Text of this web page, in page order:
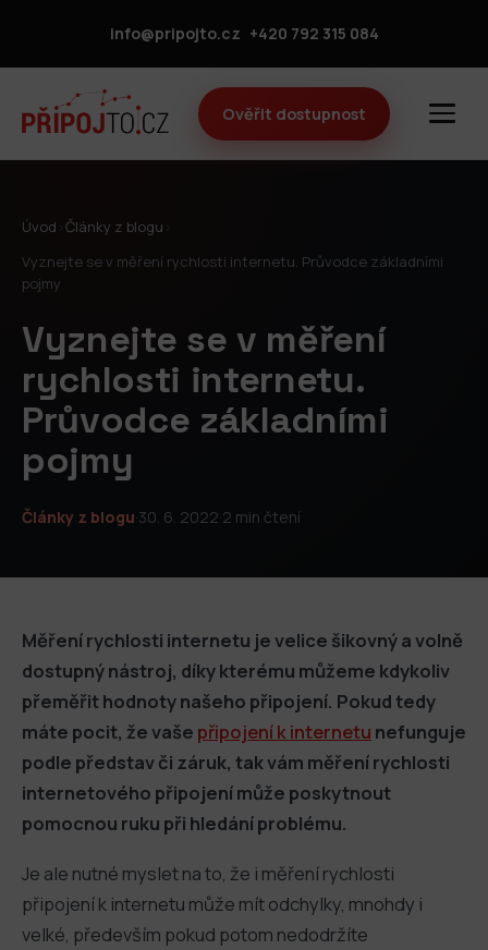
info@pripojto.cz +420 792 315 084
Ověřit dostupnost
Úvod Články z blogu
Vyznejte se v měření rychlosti internetu. Průvodce základními
pojmy
Vyznejte se v měření
rychlosti internetu.
Průvodce základními
pojmy
Články z blogu·30. 6. 2022·2 min čtení
Měření rychlosti internetu je velice šikovný a volně
dostupný nástroj, díky kterému můžeme kdykoliv
přeměřit hodnoty našeho připojení. Pokud tedy
máte pocit, že vaše připojení k internetu nefunguje
podle představ či záruk, tak vám měření rychlosti
internetového připojení může poskytnout
pomocnou ruku při hledání problému.
Je ale nutné myslet na to, že i měření rychlosti
připojení k internetu může mít odchylky, mnohdy i
velké, především pokud potom nedodržíte